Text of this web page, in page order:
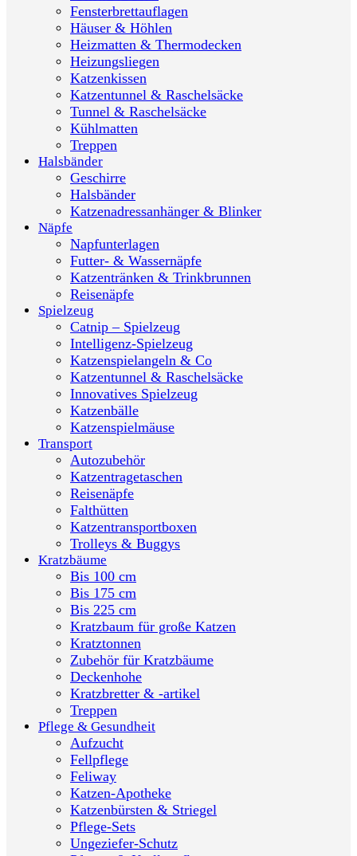
Fensterbrettauflagen
Häuser & Höhlen
Heizmatten & Thermodecken
Heizungsliegen
Katzenkissen
Katzentunnel & Raschelsäcke
Tunnel & Raschelsäcke
Kühlmatten
Treppen
Halsbänder
Geschirre
Halsbänder
Katzenadressanhänger & Blinker
Näpfe
Napfunterlagen
Futter- & Wassernäpfe
Katzentränken & Trinkbrunnen
Reisenäpfe
Spielzeug
Catnip – Spielzeug
Intelligenz-Spielzeug
Katzenspielangeln & Co
Katzentunnel & Raschelsäcke
Innovatives Spielzeug
Katzenbälle
Katzenspielmäuse
Transport
Autozubehör
Katzentragetaschen
Reisenäpfe
Falthütten
Katzentransportboxen
Trolleys & Buggys
Kratzbäume
Bis 100 cm
Bis 175 cm
Bis 225 cm
Kratzbaum für große Katzen
Kratztonnen
Zubehör für Kratzbäume
Deckenhohe
Kratzbretter & -artikel
Treppen
Pflege & Gesundheit
Aufzucht
Fellpflege
Feliway
Katzen-Apotheke
Katzenbürsten & Striegel
Pflege-Sets
Ungeziefer-Schutz